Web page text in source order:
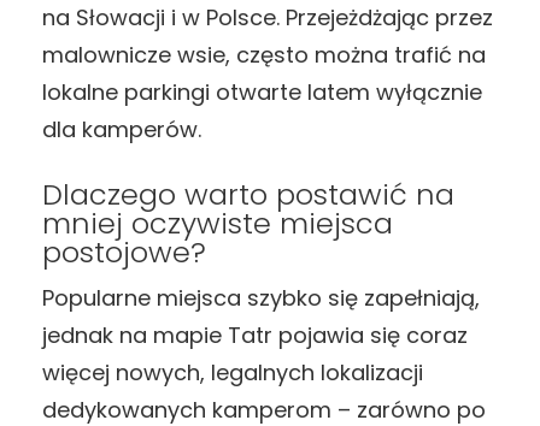
na Słowacji i w Polsce. Przejeżdżając przez
malownicze wsie, często można trafić na
lokalne parkingi otwarte latem wyłącznie
dla kamperów.
Dlaczego warto postawić na
mniej oczywiste miejsca
postojowe?
Popularne miejsca szybko się zapełniają,
jednak na mapie Tatr pojawia się coraz
więcej nowych, legalnych lokalizacji
dedykowanych kamperom – zarówno po